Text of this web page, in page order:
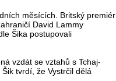
měsících. Britský premiér
David Lammy
Šika postupovali
vzdát se vztahů s Tchaj-
tvrdí, že Vystrčil dělá